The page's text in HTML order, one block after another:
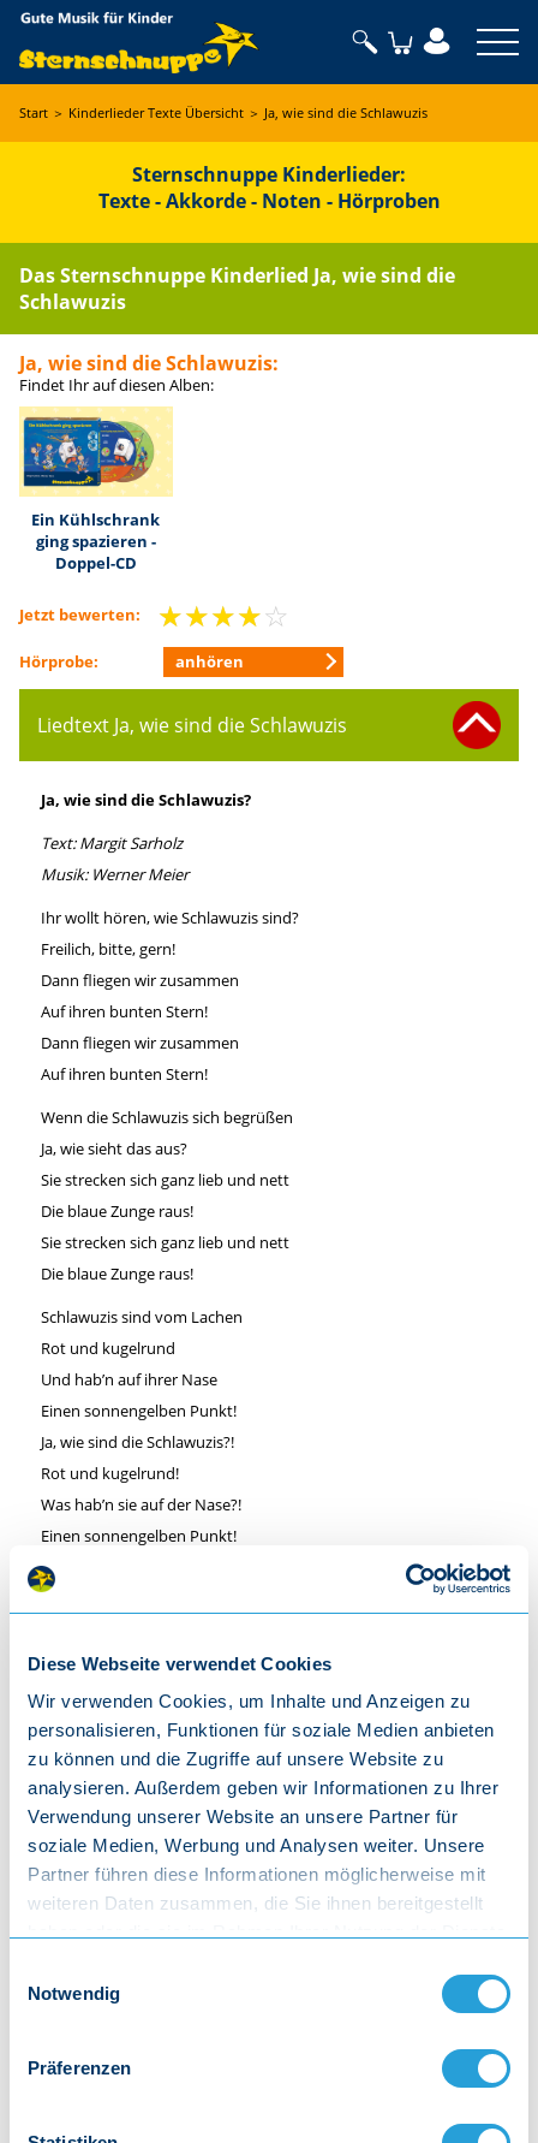
Diese Webseite verwendet Cookies
Wir verwenden Cookies, um Inhalte und Anzeigen zu
personalisieren, Funktionen für soziale Medien anbieten
zu können und die Zugriffe auf unsere Website zu
analysieren. Außerdem geben wir Informationen zu Ihrer
Verwendung unserer Website an unsere Partner für
soziale Medien, Werbung und Analysen weiter. Unsere
Partner führen diese Informationen möglicherweise mit
weiteren Daten zusammen, die Sie ihnen bereitgestellt
Notwendig
Präferenzen
Start ＞ Kinderlieder Texte Übersicht ＞ Ja, wie sind die Schlawuzis
Sternschnuppe Kinderlieder:
Texte - Akkorde - Noten - Hörproben
Das Sternschnuppe Kinderlied Ja, wie sind die
Schlawuzis
Ja, wie sind die Schlawuzis:
Findet Ihr auf diesen Alben:
Ein Kühlschrank
ging spazieren -
Doppel-CD
Jetzt bewerten: ☆☆☆☆☆
Hörprobe: anhören
Liedtext Ja, wie sind die Schlawuzis
Ja, wie sind die Schlawuzis?
Text: Margit Sarholz
Musik: Werner Meier
Ihr wollt hören, wie Schlawuzis sind?
Freilich, bitte, gern!
Dann fliegen wir zusammen
Auf ihren bunten Stern!
Dann fliegen wir zusammen
Auf ihren bunten Stern!
Wenn die Schlawuzis sich begrüßen
Ja, wie sieht das aus?
Sie strecken sich ganz lieb und nett
Die blaue Zunge raus!
Sie strecken sich ganz lieb und nett
Die blaue Zunge raus!
Schlawuzis sind vom Lachen
Rot und kugelrund
Und hab’n auf ihrer Nase
Einen sonnengelben Punkt!
Ja, wie sind die Schlawuzis?!
Rot und kugelrund!
Was hab’n sie auf der Nase?!
Einen sonnengelben Punkt!
Wenn die Schlawuzis ‚Ja’ sagen
Ja, dann geht das so:
Mit ihrem roten Po!
Ja, sie wackeln einfach
Mit ihrem roten Po!
Wenn die Schlawuzis ‚Nein’ sagen
Ja, dann geht das so:
Sie klatschen sich ganz einfach
Auf ihren roten Po!
Sie klatschen sich ganz einfach
Auf ihren roten Po!
Ja, dann geht das so:
Aus ihrem roten Po!
Aus ihrem roten Po!